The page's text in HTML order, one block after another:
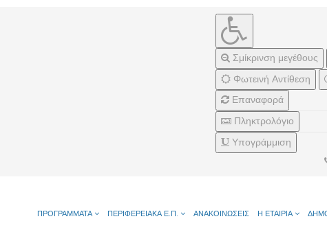
Σμίκρινση μεγέθους
Φωτεινή Αντίθεση
Επαναφορά
Πληκτρολόγιο
Υπογράμμιση
ΠΡΟΓΡΑΜΜΑΤΑ ΠΕΡΙΦΕΡΕΙΑΚΑ Ε.Π. ΑΝΑΚΟΙΝΩΣΕΙΣ Η ΕΤΑΙΡΙΑ